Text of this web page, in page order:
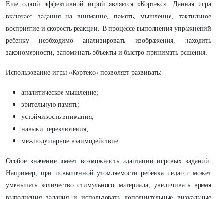
Еще одной эффективной игрой является «Кортекс». Данная игра
включает задания на внимание, память, мышление, тактильное
восприятие и скорость реакции. В процессе выполнения упражнений
ребенку необходимо анализировать изображения, находить
закономерности, запоминать объекты и быстро принимать решения.
Использование игры «Кортекс» позволяет развивать:
аналитическое мышление;
зрительную память;
устойчивость внимания;
навыки переключения;
межполушарное взаимодействие.
Особое значение имеет возможность адаптации игровых заданий.
Например, при повышенной утомляемости ребенка педагог может
уменьшать количество стимульного материала, увеличивать время
выполнения задания и использовать дополнительные визуальные